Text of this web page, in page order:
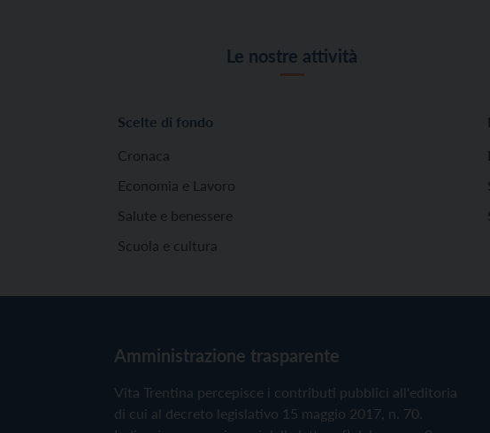
Le nostre attività
Scelte di fondo
Cronaca
Economia e Lavoro
Salute e benessere
Scuola e cultura
Amministrazione trasparente
Vita Trentina percepisce i contributi pubblici all'editoria
di cui al decreto legislativo 15 maggio 2017, n. 70.